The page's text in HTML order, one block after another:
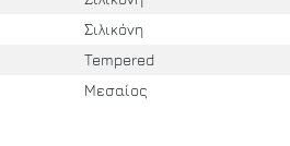
Σιλικόνη
Tempered
Μεσαίος